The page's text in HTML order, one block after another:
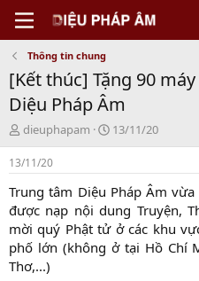
Thông tin chung
[Kết thúc] Tặng 90
Diệu Pháp Âm
T
h
r
e
a
d
s
a
r
dieuphapam
N
g
y
b
ắ
đ
ầ
13/11/20
13/11/20
Trung tâm Diệu Pháp Âm
được nạp nội dung Truyện,
mời quý Phật tử ở các khu
phố lớn (không ở tại Hồ Chí
Thơ,...)